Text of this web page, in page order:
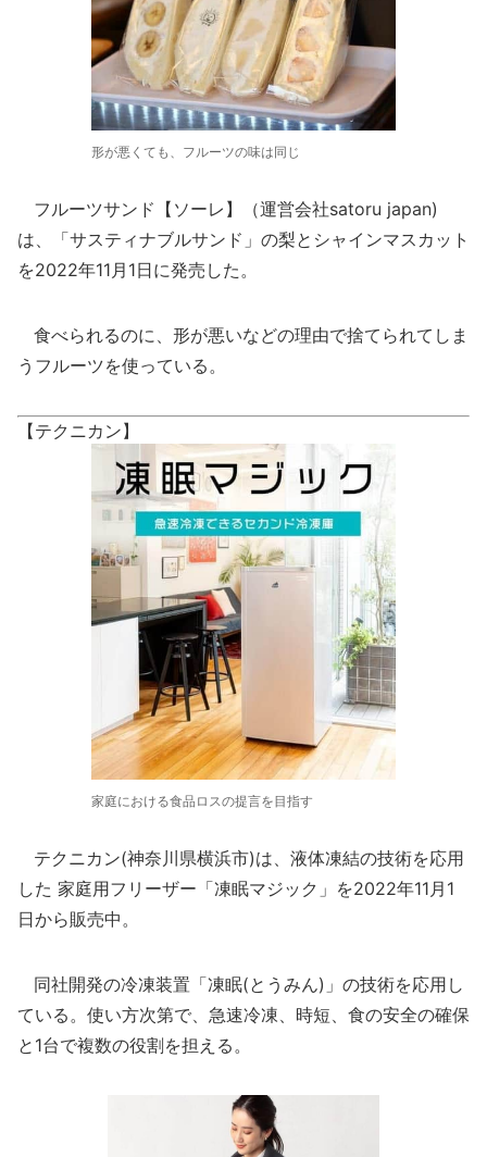
形が悪くても、フルーツの味は同じ
フルーツサンド【ソーレ】（運営会社satoru japan)
は、「サスティナブルサンド」の梨とシャインマスカット
を2022年11月1日に発売した。
食べられるのに、形が悪いなどの理由で捨てられてしま
うフルーツを使っている。
【テクニカン】
家庭における食品ロスの提言を目指す
テクニカン(神奈川県横浜市)は、液体凍結の技術を応用
した 家庭用フリーザー「凍眠マジック」を2022年11月1
日から販売中。
同社開発の冷凍装置「凍眠(とうみん)」の技術を応用し
ている。使い方次第で、急速冷凍、時短、食の安全の確保
と1台で複数の役割を担える。